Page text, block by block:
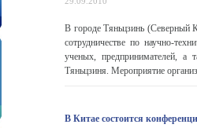
В городе Тяньцзинь (Северный
сотрудничестве по научно-
ученых, предпринимателей, а
Тяньцзиня. Мероприятие
В Китае состоится